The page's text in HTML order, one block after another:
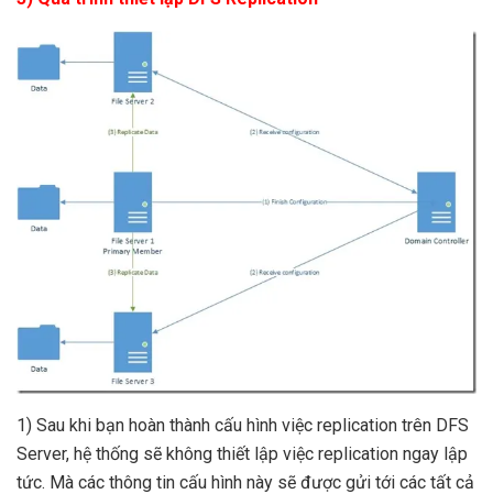
1) Sau khi bạn hoàn thành cấu hình việc replication trên DFS
Server, hệ thống sẽ không thiết lập việc replication ngay lập
tức. Mà các thông tin cấu hình này sẽ được gửi tới các tất cả